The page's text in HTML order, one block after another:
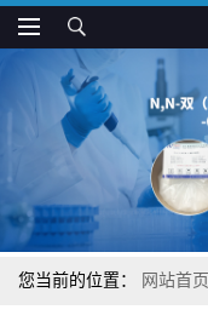
您当前的位置： 网站首页